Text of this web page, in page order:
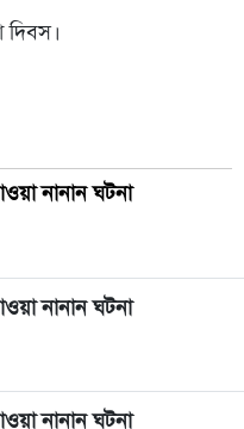
দিবস।
নানান ঘটনা
নানান ঘটনা
নানান ঘটনা